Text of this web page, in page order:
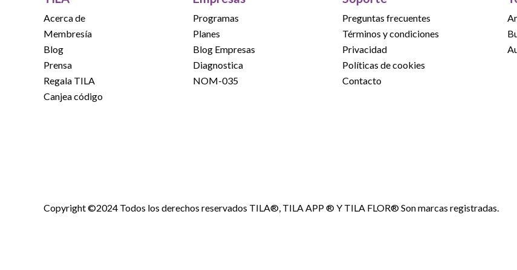
Acerca de
Membresía
Blog
Prensa
Regala TILA
Canjea código
Programas
Planes
Blog Empresas
Diagnostica
NOM-035
Preguntas frecuentes
Términos y condiciones
Privacidad
Políticas de cookies
Contacto
Copyright ©2024 Todos los derechos reservados TILA®, TILA APP ® Y TILA FLOR® Son marcas registradas.